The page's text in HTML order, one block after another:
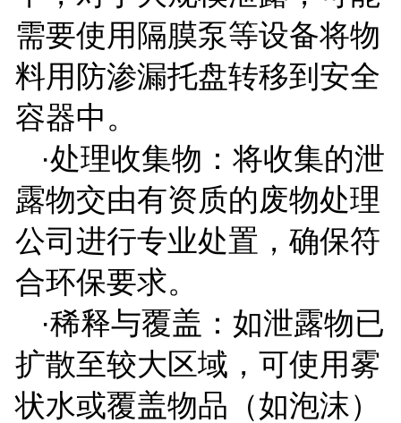
需要使用隔膜泵等设备将物
料用防渗漏托盘转移到安全
容器中。
·处理收集物：将收集的泄
露物交由有资质的废物处理
公司进行专业处置，确保符
合环保要求。
·稀释与覆盖：如泄露物已
扩散至较大区域，可使用雾
状水或覆盖物品（如泡沫）